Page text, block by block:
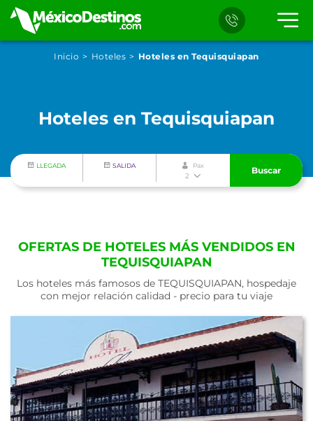
Inicio Hoteles Hoteles en Tequisquiapan
Hoteles en Tequisquiapan
LLEGADA SALIDA Pax
2
Buscar
OFERTAS DE HOTELES MÁS VENDIDOS EN
TEQUISQUIAPAN
Los hoteles más famosos de TEQUISQUIAPAN, hospedaje
con mejor relación calidad - precio para tu viaje